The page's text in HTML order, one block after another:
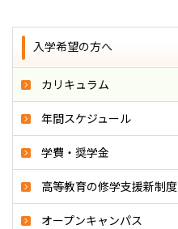
入学希望の方へ
カリキュラム
年間スケジュール
学費・奨学金
高等教育の修学支援新制度
オープンキャンパス